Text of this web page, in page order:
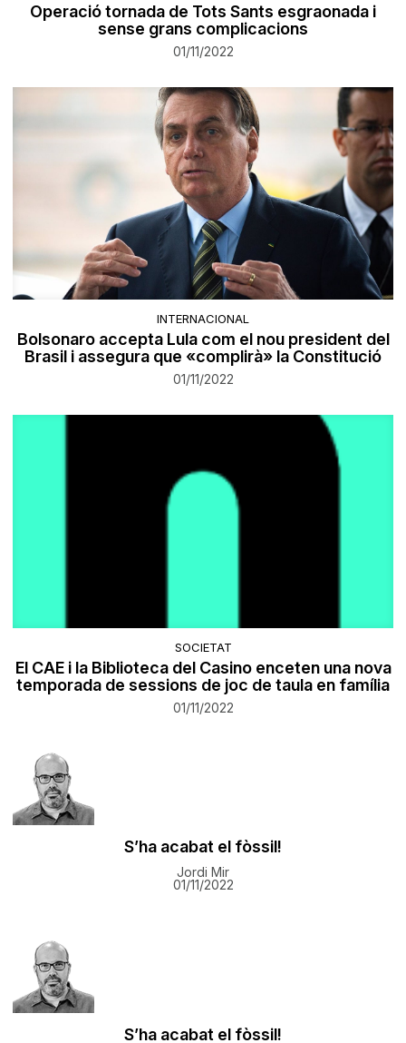
Operació tornada de Tots Sants esgraonada i
sense grans complicacions
01/11/2022
INTERNACIONAL
Bolsonaro accepta Lula com el nou president del
Brasil i assegura que «complirà» la Constitució
01/11/2022
SOCIETAT
El CAE i la Biblioteca del Casino enceten una nova
temporada de sessions de joc de taula en família
01/11/2022
S’ha acabat el fòssil!
Jordi Mir
01/11/2022
S’ha acabat el fòssil!